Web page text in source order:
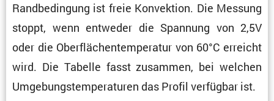
Randbe­din­gung ist freie Konvek­tion. Die Messung
stoppt, wenn entweder die Spannung von 2,5V
oder die Oberflä­chen­tem­pe­ratur von 60°C erreicht
wird. Die Tabelle fasst zusammen, bei welchen
Umgebungs­tem­pe­ra­turen das Profil verfügbar ist.